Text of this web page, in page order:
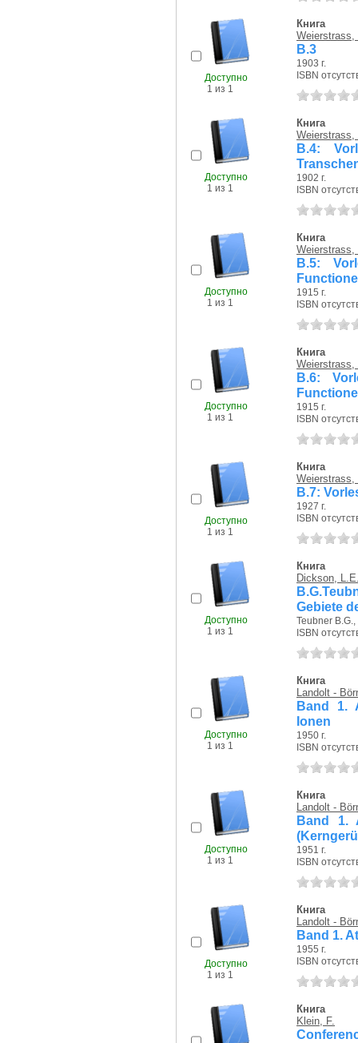
Доступно
1 из 1
Книга
Weierstrass,
B.3
1903 г.
ISBN
Доступно
1 из 1
Книга
Weierstrass,
B.4:
1902 г.
ISBN
Доступно
1 из 1
Книга
Weierstrass,
B.5:
1915 г.
ISBN
Доступно
1 из 1
Книга
Weierstrass,
B.6:
1915 г.
ISBN
Доступно
1 из 1
Книга
Weierstrass,
B.7:
1927 г.
ISBN
Доступно
1 из 1
Книга
Dickson,
Gebiete
Teubner B.G.,
ISBN
Доступно
1 из 1
Книга
Landolt -
Band 1.
Ionen
1950 г.
ISBN
Доступно
1 из 1
Книга
Landolt -
Band 1.
1951 г.
ISBN
Доступно
1 из 1
Книга
Landolt -
Band 1.
1955 г.
ISBN
Книга
Klein, F.